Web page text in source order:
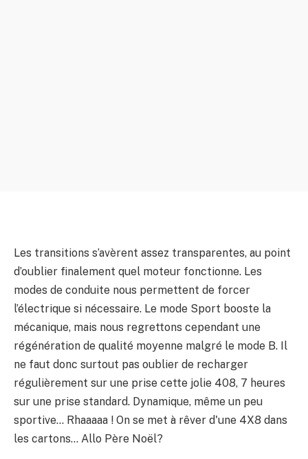
Les transitions s’avèrent assez transparentes, au point
d’oublier finalement quel moteur fonctionne. Les
modes de conduite nous permettent de forcer
l’électrique si nécessaire. Le mode Sport booste la
mécanique, mais nous regrettons cependant une
régénération de qualité moyenne malgré le mode B. Il
ne faut donc surtout pas oublier de recharger
régulièrement sur une prise cette jolie 408, 7 heures
sur une prise standard. Dynamique, même un peu
sportive… Rhaaaaa ! On se met à rêver d'une 4X8 dans
les cartons… Allo Père Noël?